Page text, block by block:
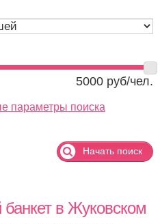
5000 руб/чел.
параметры поиска
Начать поиск
в Жуковском